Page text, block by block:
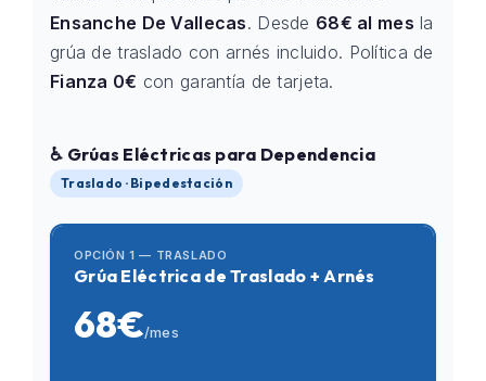
Ensanche De Vallecas. Desde 68€ al mes la
grúa de traslado con arnés incluido. Política de
Fianza 0€ con garantía de tarjeta.
♿ Grúas Eléctricas para Dependencia
Traslado · Bipedestación
OPCIÓN 1 — TRASLADO
Grúa Eléctrica de Traslado + Arnés
68€/mes